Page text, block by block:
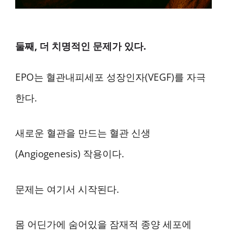
둘째, 더 치명적인 문제가 있다.
EPO는 혈관내피세포 성장인자(VEGF)를 자극
한다.
새로운 혈관을 만드는 혈관 신생
(Angiogenesis) 작용이다.
문제는 여기서 시작된다.
몸 어딘가에 숨어있을 잠재적 종양 세포에